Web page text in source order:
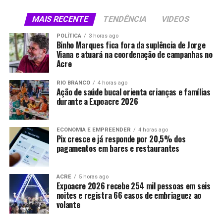
MAIS RECENTE TENDÊNCIA VIDEOS
POLÍTICA 3 horas ago
Binho Marques fica fora da suplência de Jorge
Viana e atuará na coordenação de campanhas no
Acre
RIO BRANCO 4 horas ago
Ação de saúde bucal orienta crianças e famílias
durante a Expoacre 2026
ECONOMIA E EMPREENDER 4 horas ago
Pix cresce e já responde por 20,5% dos
pagamentos em bares e restaurantes
ACRE 5 horas ago
Expoacre 2026 recebe 254 mil pessoas em seis
noites e registra 66 casos de embriaguez ao
volante